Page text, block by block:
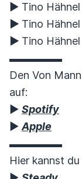
▶︎ Tino
▶︎ Tino
▶︎ Tino
▬▬▬▬▬
Den Von
auf:
▶︎ Spotify
▶︎ Apple
▬▬▬▬▬
Hier kannst